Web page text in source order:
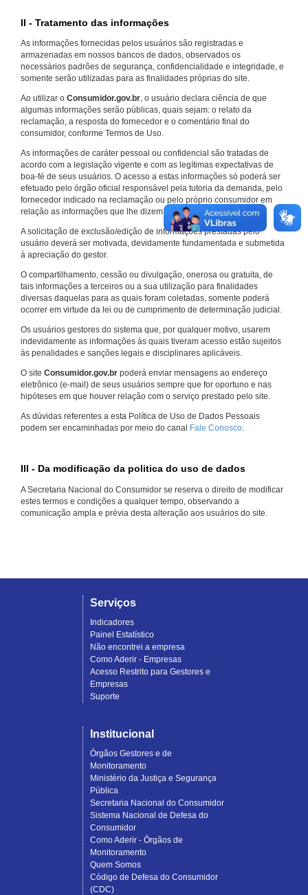
II - Tratamento das informações
As informações fornecidas pelos usuários são registradas e
armazenadas em nossos bancos de dados, observados os
necessários padrões de segurança, confidencialidade e integridade, e
somente serão utilizadas para as finalidades próprias do site.
Ao utilizar o Consumidor.gov.br, o usuário declara ciência de que
algumas informações serão públicas, quais sejam: o relato da
reclamação, a resposta do fornecedor e o comentário final do
consumidor, conforme Termos de Uso.
As informações de caráter pessoal ou confidencial são tratadas de
acordo com a legislação vigente e com as legítimas expectativas de
boa-fé de seus usuários. O acesso a estas informações só poderá ser
efetuado pelo órgão oficial responsável pela tutoria da demanda, pelo
fornecedor indicado na reclamação ou pelo próprio consumidor em
relação as informações que lhe dizem respeito.
A solicitação de exclusão/edição de informações prestadas pelo
usuário deverá ser motivada, devidamente fundamentada e submetida
à apreciação do gestor.
O compartilhamento, cessão ou divulgação, onerosa ou gratuita, de
tais informações a terceiros ou a sua utilização para finalidades
diversas daquelas para as quais foram coletadas, somente poderá
ocorrer em virtude da lei ou de cumprimento de determinação judicial.
Os usuários gestores do sistema que, por qualquer motivo, usarem
indevidamente as informações às quais tiveram acesso estão sujeitos
às penalidades e sanções legais e disciplinares aplicáveis.
O site Consumidor.gov.br poderá enviar mensagens ao endereço
eletrônico (e-mail) de seus usuários sempre que for oportuno e nas
hipóteses em que houver relação com o serviço prestado pelo site.
As dúvidas referentes a esta Política de Uso de Dados Pessoais
podem ser encaminhadas por meio do canal Fale Conosco.
III - Da modificação da politica do uso de dados
A Secretaria Nacional do Consumidor se reserva o direito de modificar
estes termos e condições a qualquer tempo, observando a
comunicação ampla e prévia desta alteração aos usuários do site.
Serviços
Indicadores
Painel Estatístico
Não encontrei a empresa
Como Aderir - Empresas
Acesso Restrito para Gestores e
Empresas
Suporte
Institucional
Órgãos Gestores e de
Monitoramento
Ministério da Justiça e Segurança
Pública
Secretaria Nacional do Consumidor
Sistema Nacional de Defesa do
Consumidor
Como Aderir - Órgãos de
Monitoramento
Quem Somos
Código de Defesa do Consumidor
(CDC)